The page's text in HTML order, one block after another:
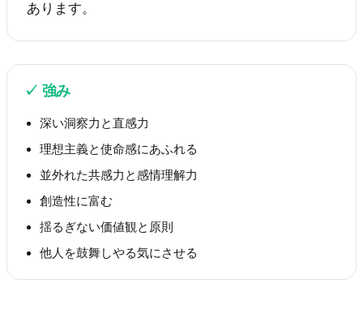
あります。
✓ 強み
深い洞察力と直感力
理想主義と使命感にあふれる
並外れた共感力と感情理解力
創造性に富む
揺るぎない価値観と原則
他人を鼓舞しやる気にさせる